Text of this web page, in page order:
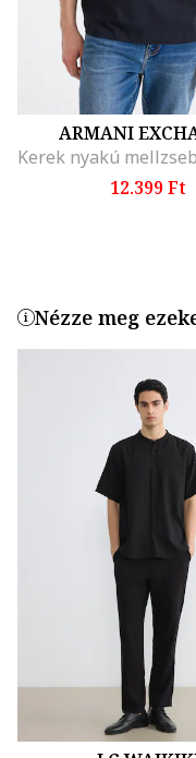
ARMANI
12.399 Ft
Nézze meg